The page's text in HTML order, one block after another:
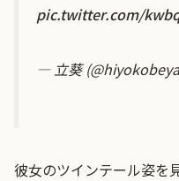
pic.twitter.com/
— 立葵
彼女のツインテール姿を